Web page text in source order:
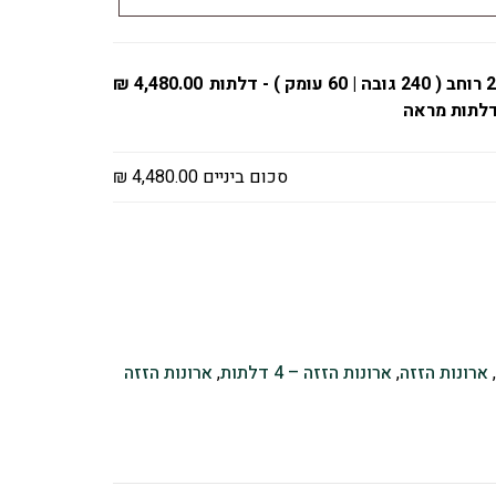
ארון – 4 דלתות - 280 רוחב ( 240 גובה | 60 עומק ) - דלתות
מראה
4,480.00 ₪
סכום ביניים 4,480.00 ₪
, ארונות הזזה, ארונות הזזה – 4 דלתות , ארונות הזזה